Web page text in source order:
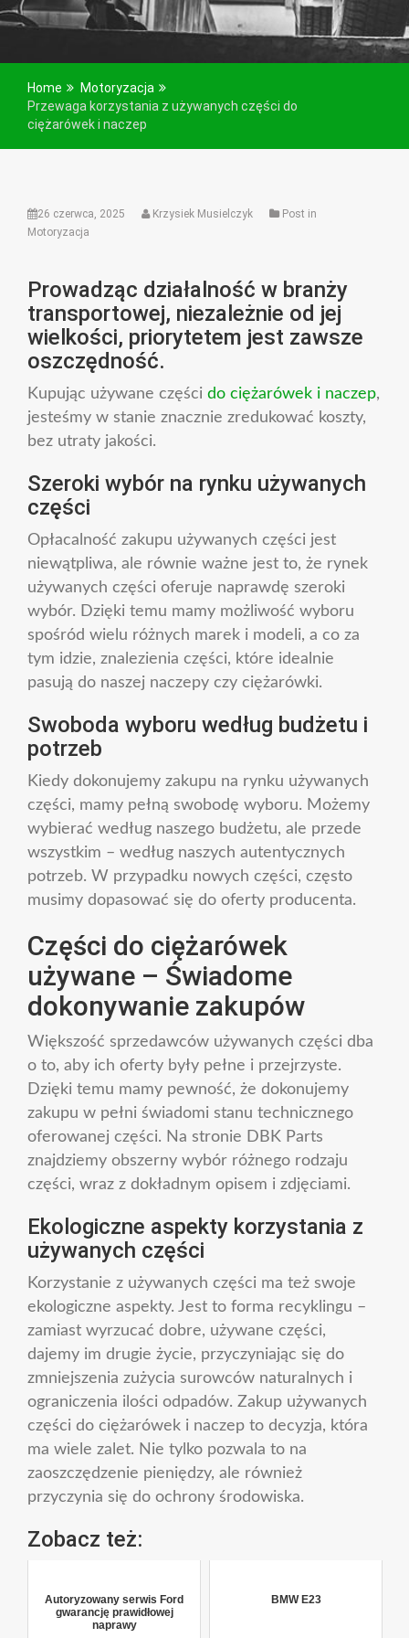
Home
Motoryzacja
Przewaga korzystania z używanych części do
ciężarówek i naczep
26 czerwca, 2025 Krzysiek Musielczyk
Post in
Motoryzacja
Prowadząc działalność w branży
transportowej, niezależnie od jej
wielkości, priorytetem jest zawsze
oszczędność.
Kupując używane części do ciężarówek i naczep,
jesteśmy w stanie znacznie zredukować koszty,
bez utraty jakości.
Szeroki wybór na rynku używanych
części
Opłacalność zakupu używanych części jest
niewątpliwa, ale równie ważne jest to, że rynek
używanych części oferuje naprawdę szeroki
wybór. Dzięki temu mamy możliwość wyboru
spośród wielu różnych marek i modeli, a co za
tym idzie, znalezienia części, które idealnie
pasują do naszej naczepy czy ciężarówki.
Swoboda wyboru według budżetu i
potrzeb
Kiedy dokonujemy zakupu na rynku używanych
części, mamy pełną swobodę wyboru. Możemy
wybierać według naszego budżetu, ale przede
wszystkim – według naszych autentycznych
potrzeb. W przypadku nowych części, często
musimy dopasować się do oferty producenta.
Części do ciężarówek
używane – Świadome
dokonywanie zakupów
Większość sprzedawców używanych części dba
o to, aby ich oferty były pełne i przejrzyste.
Dzięki temu mamy pewność, że dokonujemy
zakupu w pełni świadomi stanu technicznego
oferowanej części. Na stronie DBK Parts
znajdziemy obszerny wybór różnego rodzaju
części, wraz z dokładnym opisem i zdjęciami.
Ekologiczne aspekty korzystania z
używanych części
Korzystanie z używanych części ma też swoje
ekologiczne aspekty. Jest to forma recyklingu –
zamiast wyrzucać dobre, używane części,
dajemy im drugie życie, przyczyniając się do
zmniejszenia zużycia surowców naturalnych i
ograniczenia ilości odpadów. Zakup używanych
części do ciężarówek i naczep to decyzja, która
ma wiele zalet. Nie tylko pozwala to na
zaoszczędzenie pieniędzy, ale również
przyczynia się do ochrony środowiska.
Zobacz też:
Autoryzowany serwis Ford
gwarancję prawidłowej
naprawy
BMW E23